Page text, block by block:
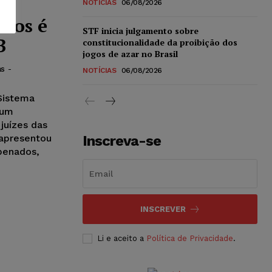
é
-
das
NOTÍCIAS 06/08/2026
STF inicia julgamento sobre
constitucionalidade da proibição dos
jogos de azar no Brasil
NOTÍCIAS 06/08/2026
Inscreva-se
INSCREVER
Li e aceito a Política de Privacidade.